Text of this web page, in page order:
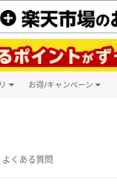
お得/キャンペーン
よくある質問